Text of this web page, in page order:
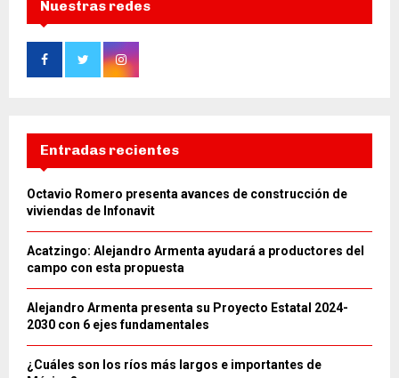
Nuestras redes
Entradas recientes
Octavio Romero presenta avances de construcción de
viviendas de Infonavit
Acatzingo: Alejandro Armenta ayudará a productores del
campo con esta propuesta
Alejandro Armenta presenta su Proyecto Estatal 2024-
2030 con 6 ejes fundamentales
¿Cuáles son los ríos más largos e importantes de